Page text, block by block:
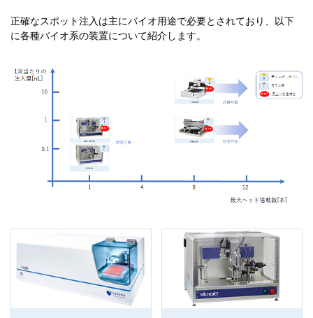
正確なスポット注入は主にバイオ用途で必要とされており、以下
に各種バイオ系の装置について紹介します。